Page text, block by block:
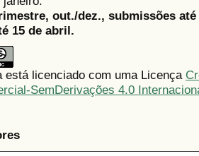
out./dez., submissões
15 de abril.
está licenciado com uma Licença
SemDerivações 4.0